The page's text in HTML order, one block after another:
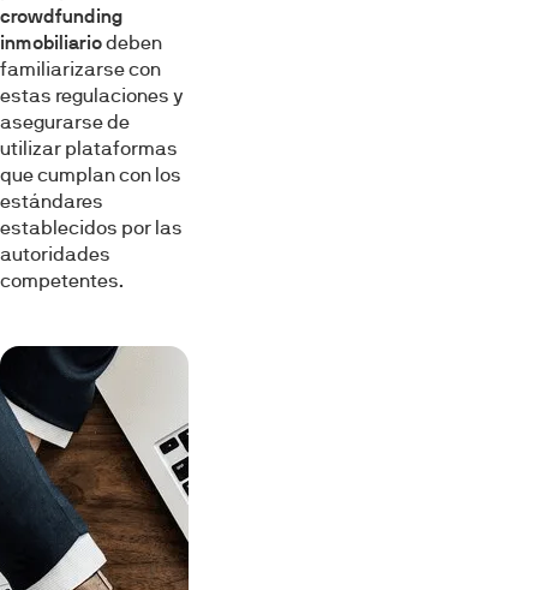
crowdfunding
inmobiliariodeben
familiarizarse con
estas regulaciones y
asegurarse de
utilizar plataformas
que cumplan con los
estándares
establecidos por las
autoridades
competentes.